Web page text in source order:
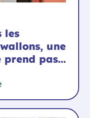
les
une
prend pas…